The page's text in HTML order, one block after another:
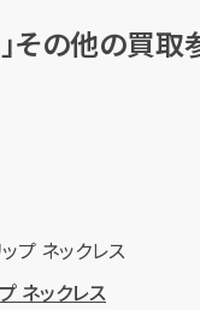
」その他の買
ネックレス